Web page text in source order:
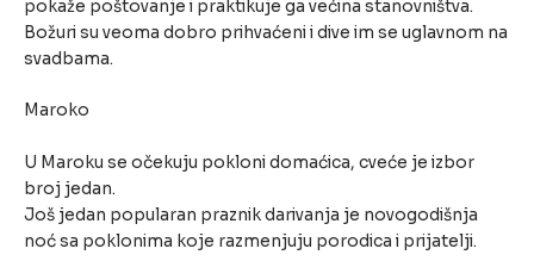
pokaže poštovanje i praktikuje ga većina stanovništva.
Božuri su veoma dobro prihvaćeni i dive im se uglavnom na
svadbama.
Maroko
U Maroku se očekuju pokloni domaćica, cveće je izbor
broj jedan.
Još jedan popularan praznik darivanja je novogodišnja
noć sa poklonima koje razmenjuju porodica i prijatelji.